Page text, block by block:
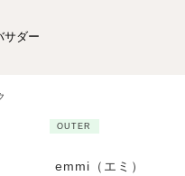
サダー
OUTER
emmi（エミ）